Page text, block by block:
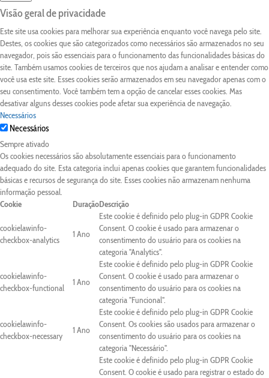
Visão geral de privacidade
Este site usa cookies para melhorar sua experiência enquanto você navega pelo site.
Destes, os cookies que são categorizados como necessários são armazenados no seu
navegador, pois são essenciais para o funcionamento das funcionalidades básicas do
site. Também usamos cookies de terceiros que nos ajudam a analisar e entender como
você usa este site. Esses cookies serão armazenados em seu navegador apenas com o
seu consentimento. Você também tem a opção de cancelar esses cookies. Mas
desativar alguns desses cookies pode afetar sua experiência de navegação.
Necessários
Necessários
Sempre ativado
Os cookies necessários são absolutamente essenciais para o funcionamento
adequado do site. Esta categoria inclui apenas cookies que garantem funcionalidades
básicas e recursos de segurança do site. Esses cookies não armazenam nenhuma
informação pessoal.
Cookie
DuraçãoDescrição
cookielawinfo-
checkbox-analytics
1 Ano
Este cookie é definido pelo plug-in GDPR Cookie
Consent. O cookie é usado para armazenar o
consentimento do usuário para os cookies na
categoria "Analytics".
cookielawinfo-
checkbox-functional
1 Ano
Este cookie é definido pelo plug-in GDPR Cookie
Consent. O cookie é usado para armazenar o
consentimento do usuário para os cookies na
categoria "Funcional".
cookielawinfo-
checkbox-necessary
1 Ano
Este cookie é definido pelo plug-in GDPR Cookie
Consent. Os cookies são usados para armazenar o
consentimento do usuário para os cookies na
categoria "Necessário".
Este cookie é definido pelo plug-in GDPR Cookie
Consent. O cookie é usado para registrar o estado do